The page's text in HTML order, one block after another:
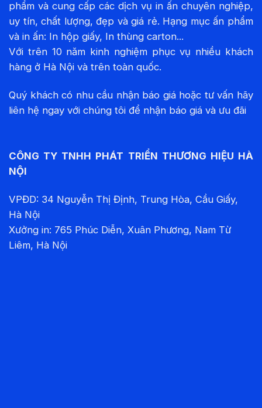
phẩm và cung cấp các dịch vụ in ấn chuyên nghiệp,
uy tín, chất lượng, đẹp và giá rẻ. Hạng mục ấn phẩm
và in ấn: In hộp giấy, In thùng carton...
Với trên 10 năm kinh nghiệm phục vụ nhiều khách
hàng ở Hà Nội và trên toàn quốc.
Quý khách có nhu cầu nhận báo giá hoặc tư vấn hãy
liên hệ ngay với chúng tôi để nhận báo giá và ưu đãi
CÔNG TY TNHH PHÁT TRIỂN THƯƠNG HIỆU HÀ
NỘI
VPĐD: 34 Nguyễn Thị Định, Trung Hòa, Cầu Giấy,
Hà Nội
Xưởng in: 765 Phúc Diễn, Xuân Phương, Nam Từ
Liêm, Hà Nội